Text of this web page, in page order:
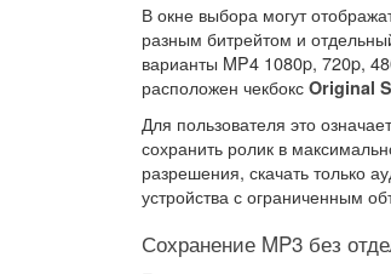
В окне выбора могут
разным битрейтом и
варианты MP4 1080p, 720p,
расположен чекбокс Original
Для пользователя это
сохранить ролик в
разрешения, скачать только
устройства с ограниченным
Сохранение MP3 без